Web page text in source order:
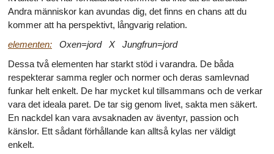
Andra människor kan avundas dig, det finns en chans att du
kommer att ha perspektivt, långvarig relation.
elementen: Oxen=jord X Jungfrun=jord
Dessa två elementen har starkt stöd i varandra. De båda
respekterar samma regler och normer och deras samlevnad
funkar helt enkelt. De har mycket kul tillsammans och de verkar
vara det ideala paret. De tar sig genom livet, sakta men säkert.
En nackdel kan vara avsaknaden av äventyr, passion och
känslor. Ett sådant förhållande kan alltså kylas ner väldigt
enkelt.